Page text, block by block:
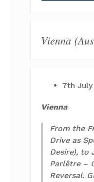
Vienna
7th July
Vienna
From the
Drive as
Desire), to
Parlêtre –
Reversal.